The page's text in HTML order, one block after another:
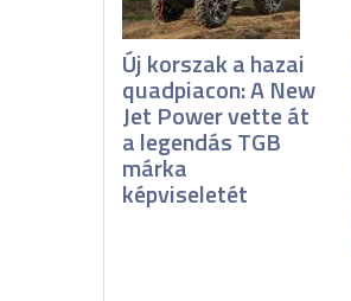
Új korszak a hazai
quadpiacon: A New
Jet Power vette át
a legendás TGB
márka
képviseletét